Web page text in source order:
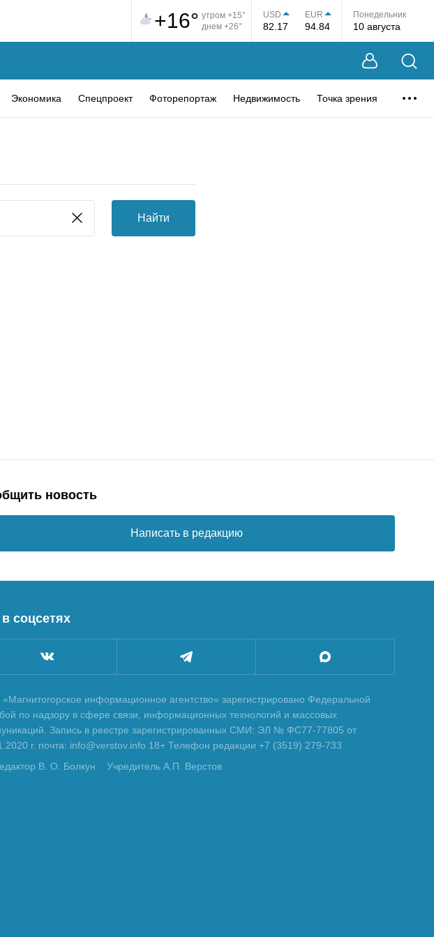
+16° утром +15°
днем +26°
USD
82.17
EUR
94.84
Понедельник
10 августа
Экономика Спецпроект Фоторепортаж Недвижимость Точка зрения
Найти
новость
Написать в редакцию
соцсетях
информационное агентство» зарегистрировано Федеральной
по надзору в сфере связи, информационных технологий и массовых
Запись в реестре зарегистрированных СМИ: ЭЛ № ФС77-77805 от
г. почта: info@verstov.info 18+ Телефон редакции +7 (3519) 279-733
В. О. Болкун
Учредитель А.П. Верстов